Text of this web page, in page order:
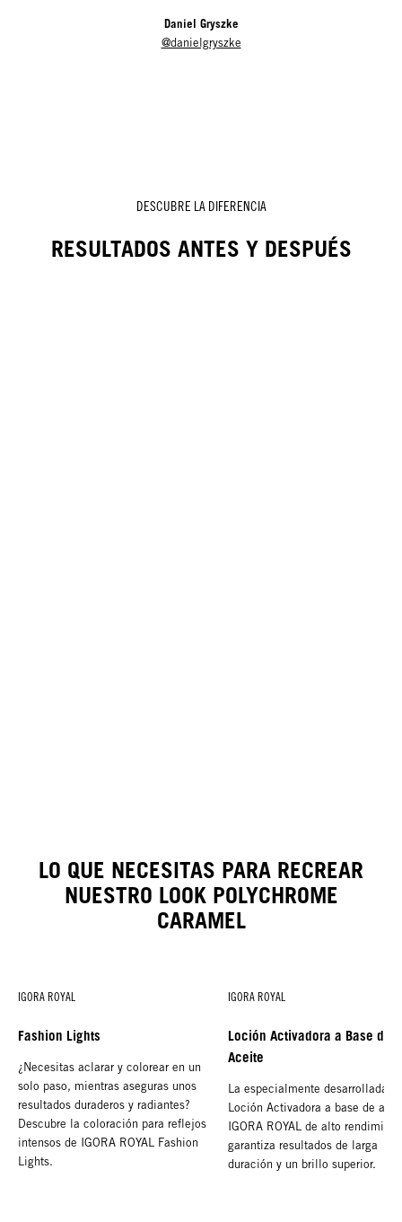
Daniel Gryszke
@danielgryszke
DESCUBRE LA DIFERENCIA
RESULTADOS ANTES Y DESPUÉS
LO QUE NECESITAS PARA RECREAR
NUESTRO LOOK POLYCHROME
CARAMEL
IGORA ROYAL
Fashion Lights
¿Necesitas aclarar y colorear en un
solo paso, mientras aseguras unos
resultados duraderos y radiantes?
Descubre la coloración para reflejos
intensos de IGORA ROYAL Fashion
Lights.
IGORA ROYAL
Loción Activadora a Base de
Aceite
La especialmente desarrollada
Loción Activadora a base de
IGORA ROYAL de alto
garantiza resultados de larga
duración y un brillo superior.